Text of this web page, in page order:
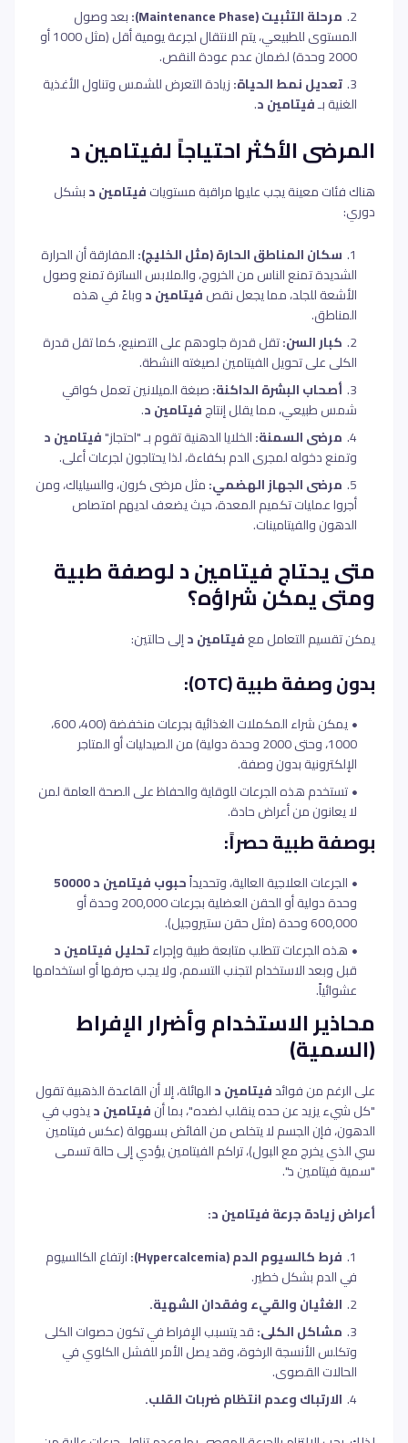
مرحلة التثبيت (Maintenance Phase):
بعد وصول
المستوى للطبيعي، يتم الانتقال لجرعة يومية أقل (مثل 1000 أو
2000 وحدة) لضمان عدم عودة النقص.
تعديل نمط الحياة:زيادة التعرض للشمس وتناول الأغذية
الغنية بـفيتامين د.
المرضى الأكثر احتياجاً لفيتامين د
هناك فئات معينة يجب عليها مراقبة مستوياتفيتامين دبشكل
دوري:
سكان المناطق الحارة (مثل الخليج):المفارقة أن الحرارة
الشديدة تمنع الناس من الخروج، والملابس الساترة تمنع وصول
الأشعة للجلد، مما يجعل نقصفيتامين دوباءً في هذه
المناطق.
كبار السن:تقل قدرة جلودهم على التصنيع، كما تقل قدرة
الكلى على تحويل الفيتامين لصيغته النشطة.
أصحاب البشرة الداكنة:صبغة الميلانين تعمل كواقي
شمس طبيعي، مما يقلل إنتاجفيتامين د.
مرضى السمنة:الخلايا الدهنية تقوم بـ "احتجاز"فيتامين د
وتمنع دخوله لمجرى الدم بكفاءة، لذا يحتاجون لجرعات أعلى.
مرضى الجهاز الهضمي:مثل مرضى كرون، والسيلياك، ومن
أجروا عمليات تكميم المعدة، حيث يضعف لديهم امتصاص
الدهون والفيتامينات.
متى يحتاج فيتامين د لوصفة طبية
ومتى يمكن شراؤه؟
يمكن تقسيم التعامل معفيتامين دإلى حالتين:
بدون وصفة طبية (OTC):
يمكن شراء المكملات الغذائية بجرعات منخفضة (400، 600،
1000، وحتى 2000 وحدة دولية) من الصيدليات أو المتاجر
الإلكترونية بدون وصفة.
تستخدم هذه الجرعات للوقاية والحفاظ على الصحة العامة لمن
لا يعانون من أعراض حادة.
بوصفة طبية حصراً:
الجرعات العلاجية العالية، وتحديداًحبوب فيتامين د 50000
وحدة دولية أو الحقن العضلية بجرعات 200,000 وحدة أو
600,000 وحدة (مثل حقن ستيروجيل).
هذه الجرعات تتطلب متابعة طبية وإجراءتحليل فيتامين د
قبل وبعد الاستخدام لتجنب التسمم، ولا يجب صرفها أو استخدامها
عشوائياً.
محاذير الاستخدام وأضرار الإفراط
(السمية)
على الرغم من فوائدفيتامين دالهائلة، إلا أن القاعدة الذهبية تقول
"كل شيء يزيد عن حده ينقلب لضده"، بما أنفيتامين ديذوب في
الدهون، فإن الجسم لا يتخلص من الفائض بسهولة (عكس فيتامين
سي الذي يخرج مع البول)، تراكم الفيتامين يؤدي إلى حالة تسمى
"سمية فيتامين د".
أعراض زيادة جرعة فيتامين د:
فرط كالسيوم الدم (Hypercalcemia):
ارتفاع الكالسيوم
في الدم بشكل خطير.
الغثيان والقيء وفقدان الشهية.
مشاكل الكلى:قد يتسبب الإفراط في تكون حصوات الكلى
وتكلس الأنسجة الرخوة، وقد يصل الأمر للفشل الكلوي في
الحالات القصوى.
الارتباك وعدم انتظام ضربات القلب.